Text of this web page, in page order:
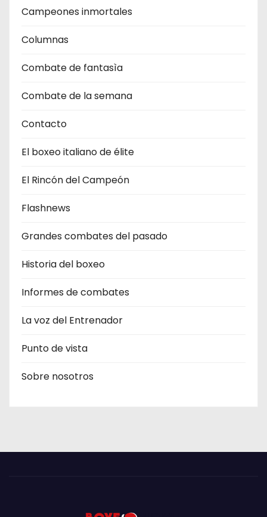
Campeones inmortales
Columnas
Combate de fantasìa
Combate de la semana
Contacto
El boxeo italiano de élite
El Rincón del Campeón
Flashnews
Grandes combates del pasado
Historia del boxeo
Informes de combates
La voz del Entrenador
Punto de vista
Sobre nosotros